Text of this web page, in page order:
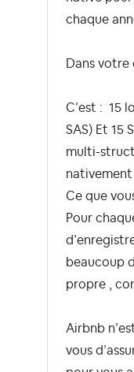
chaque
Dans
C’est : 15
SAS) Et 15
multi-
nativement
Ce que
Pour
beaucoup
propre ,
Airbnb
vous